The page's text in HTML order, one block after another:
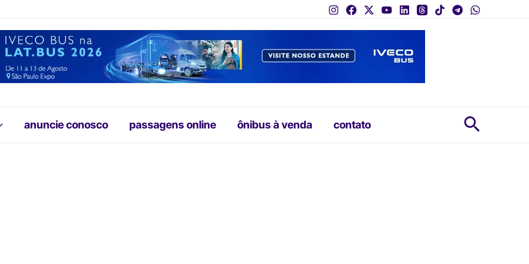
anuncie conosco passagens online ônibus à venda contato